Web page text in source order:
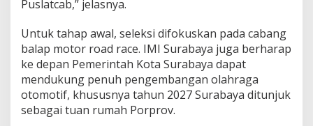
J
t
i
X
/
2
0
Puslatcab,” jelasnya.
Untuk tahap awal, seleksi difokuskan pada cabang
balap motor road race. IMI Surabaya juga berharap
ke depan Pemerintah Kota Surabaya dapat
mendukung penuh pengembangan olahraga
otomotif, khususnya tahun 2027 Surabaya ditunjuk
sebagai tuan rumah Porprov.